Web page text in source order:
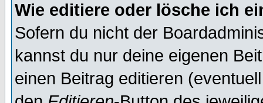
Wie editiere oder lösche ich
Sofern du nicht der
kannst du nur deine eigenen
einen Beitrag editieren